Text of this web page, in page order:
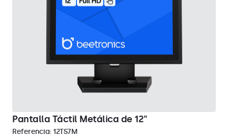
Pantalla Táctil Metálica de 12"
Referencia: 12TS7M